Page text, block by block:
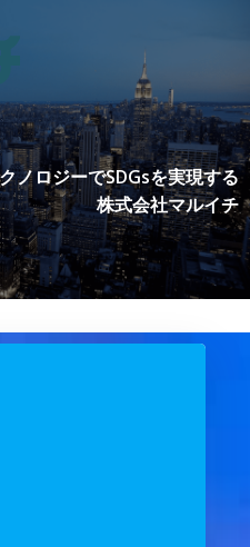
ツ
へ
ス
キ
ッ
プ
ノロジーでSDGsを実現する
株式会社マルイチ